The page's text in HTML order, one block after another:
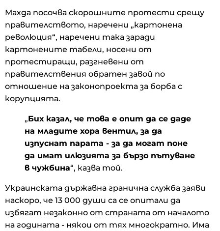
Махда посочва скорошните протести срещу
правителството, наречени „картонена
революция“, наречени така заради
картонените табели, носени от
протестиращи, разгневени от
правителствения обратен завой по
отношение на законопроекта за борба с
корупцията.
„Бих казал, че това е опит да се даде
на младите хора вентил, за да
изпуснат парата - за да могат поне
да имат илюзията за бързо пътуване
в чужбина“, казва той.
Украинската държавна гранична служба заяви
наскоро, че 13 000 души са се опитали да
избягат незаконно от страната от началото
на годината - някои от тях многократно. Има